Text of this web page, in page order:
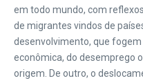
em todo mundo, com
de migrantes vindos de
desenvolvimento, que
econômica, do desemprego
origem. De outro, o